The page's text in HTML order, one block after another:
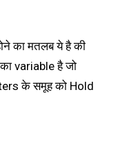
का मतलब ये है की
variable है जो
के समूह को Hold